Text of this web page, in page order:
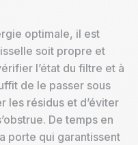
optimale, il est
soit propre et
l’état du filtre et à
de le passer sous
les résidus et d’éviter
De temps en
porte qui garantissent